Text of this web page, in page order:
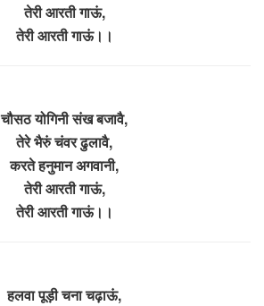
तेरी आरती गाऊं,
तेरी आरती गाऊं।।
चौसठ योगिनी संख बजावै,
तेरे भैरुं चंवर ढुलावै,
करते हनुमान अगवानी,
तेरी आरती गाऊं,
तेरी आरती गाऊं।।
हलवा पूड़ी चना चढ़ाऊं,